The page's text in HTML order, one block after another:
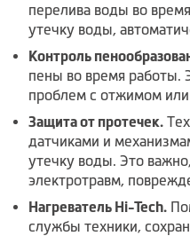
перелива воды во
утечку воды,
Контроль
пены во время работы.
проблем с отжимом или
Защита от протечек.
датчиками и
утечку воды. Это
электротравм,
Нагреватель Hi-Tech.
службы техники,